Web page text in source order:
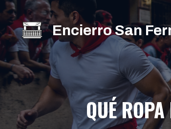
Saltar
contenido
Encierro San
QUÉ